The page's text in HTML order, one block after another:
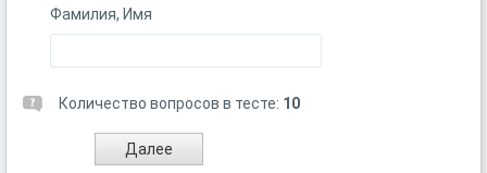
Фамилия, Имя
Количество вопросов в тесте: 10